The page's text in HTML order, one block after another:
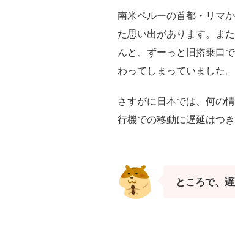
南米ペルーの首都・リマ
た思い出があります。ま
んと、ずーっと旧搭乗口
わってしまっていました。
さすがに日本では、何の
行機での移動に遅延はつき
ところで、